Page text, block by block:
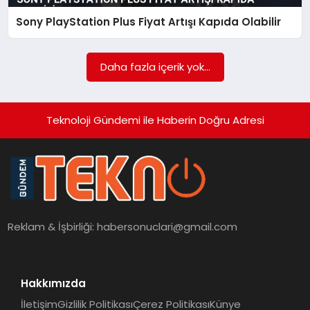
SAĞLIK
Sony PlayStation Plus Fiyat Artışı Kapıda Olabilir
Daha fazla içerik yok...
Teknoloji Gündemi ile Haberin Doğru Adresi
Reklam & İşbirliği:habersonuclari@gmail.com
Hakkımızda
İletişimGizlilik PolitikasıÇerez PolitikasıKünye